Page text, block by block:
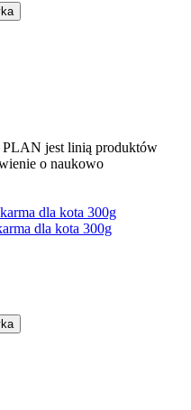
jest linią produktów
o naukowo